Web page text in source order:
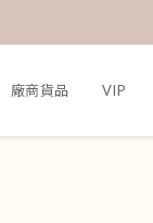
廠商貨品 VIP